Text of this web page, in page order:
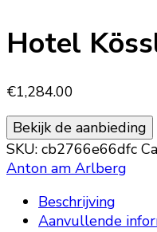
Hotel
€1,284.00
Bekijk de aanbieding
SKU: cb2766e66dfc
Anton am Arlberg
Beschrijving
Aanvullende